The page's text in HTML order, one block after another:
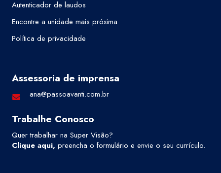
Autenticador de laudos
Encontre a unidade mais próxima
Política de privacidade
Assessoria de imprensa
ana@passoavanti.com.br
Trabalhe Conosco
Quer trabalhar na Super Visão?
Clique aqui, preencha o formulário e envie o seu currículo.